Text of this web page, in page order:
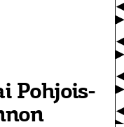
Pohjois-